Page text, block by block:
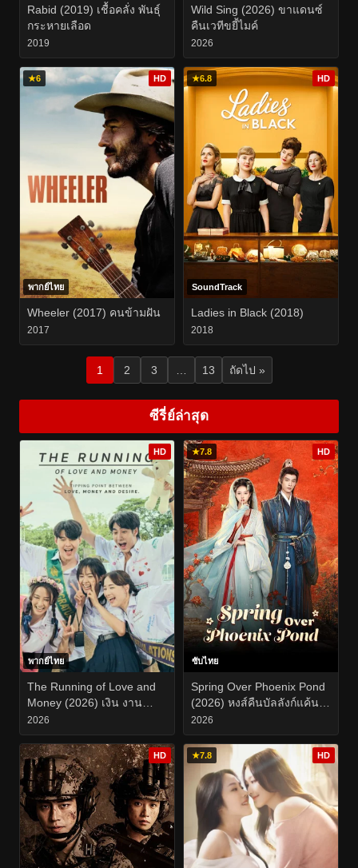
Rabid (2019) เชื้อคลั่ง พันธุ์
กระหายเลือด
2019
Wild Sing (2026) ขาแดนซ์
คืนเวทีขยี้ไมค์
2026
★6 HD
พากย์ไทย
Wheeler (2017) คนข้ามฝัน
2017
★6.8 HD
SoundTrack
Ladies in Black (2018)
2018
1 2 3 13 ถัดไป »
ซีรี่ย์ล่าสุด
HD
พากย์ไทย
The Running of Love and
Money (2026) เงิน งาน
ความรัก EP.1-19
2026
★7.8 HD
ซับไทย
Spring Over Phoenix Pond
(2026) หงส์คืนบัลลังก์แค้น
EP.1-21
2026
HD ★7.8 HD